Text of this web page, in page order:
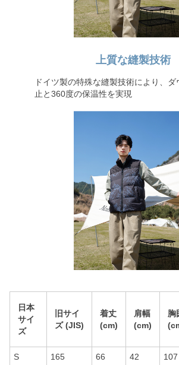
上質な縫製技術
ドイツ製の特殊な縫製技術により、
止と360度の保温性を実現
日本
サイ
ズ
旧サイ
ズ (JIS)
着丈
(cm)
肩幅
(cm)
胸
S 165 66 42 107